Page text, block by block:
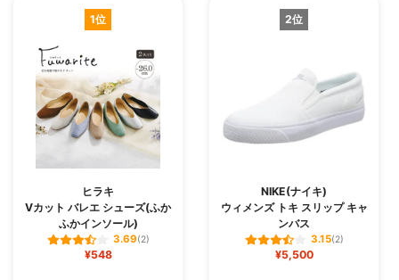
1位
ヒラキ
Vカット バレエ シューズ(ふか
ふかインソール)
3.69(2)
¥548
2位
NIKE(ナイキ)
ウィメンズ トキ スリップ キャ
ンバス
3.15(2)
¥5,500